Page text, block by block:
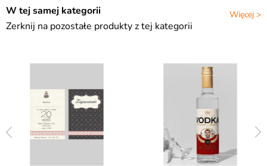
Więcej >
W tej samej kategorii
Zerknij na pozostałe produkty z tej kategorii